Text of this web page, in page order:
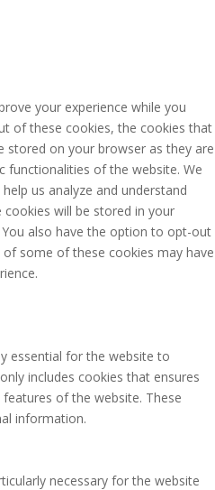
your experience while you
of these cookies, the cookies that
stored on your browser as they are
functionalities of the website. We
us analyze and understand
will be stored in your
also have the option to opt-out
some of these cookies may have
essential for the website to
includes cookies that ensures
of the website. These
information.
necessary for the website